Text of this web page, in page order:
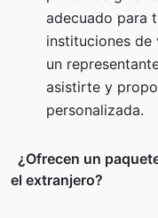
adecuado para
instituciones de
un
asistirte y
personalizada.
¿Ofrecen un
el extranjero?